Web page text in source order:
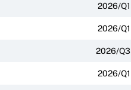
2026/Q1
2026/Q1
2026/Q3
2026/Q1